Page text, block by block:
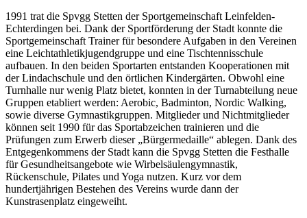
1991 trat die Spvgg Stetten der Sportgemeinschaft Leinfelden-
Echterdingen bei. Dank der Sportförderung der Stadt konnte die
Sportgemeinschaft Trainer für besondere Aufgaben in den Vereinen
eine Leichtathletikjugendgruppe und eine Tischtennisschule
aufbauen. In den beiden Sportarten entstanden Kooperationen mit
der Lindachschule und den örtlichen Kindergärten. Obwohl eine
Turnhalle nur wenig Platz bietet, konnten in der Turnabteilung neue
Gruppen etabliert werden: Aerobic, Badminton, Nordic Walking,
sowie diverse Gymnastikgruppen. Mitglieder und Nichtmitglieder
können seit 1990 für das Sportabzeichen trainieren und die
Prüfungen zum Erwerb dieser „Bürgermedaille“ ablegen. Dank des
Entgegenkommens der Stadt kann die Spvgg Stetten die Festhalle
für Gesundheitsangebote wie Wirbelsäulengymnastik,
Rückenschule, Pilates und Yoga nutzen. Kurz vor dem
hundertjährigen Bestehen des Vereins wurde dann der
Kunstrasenplatz eingeweiht.